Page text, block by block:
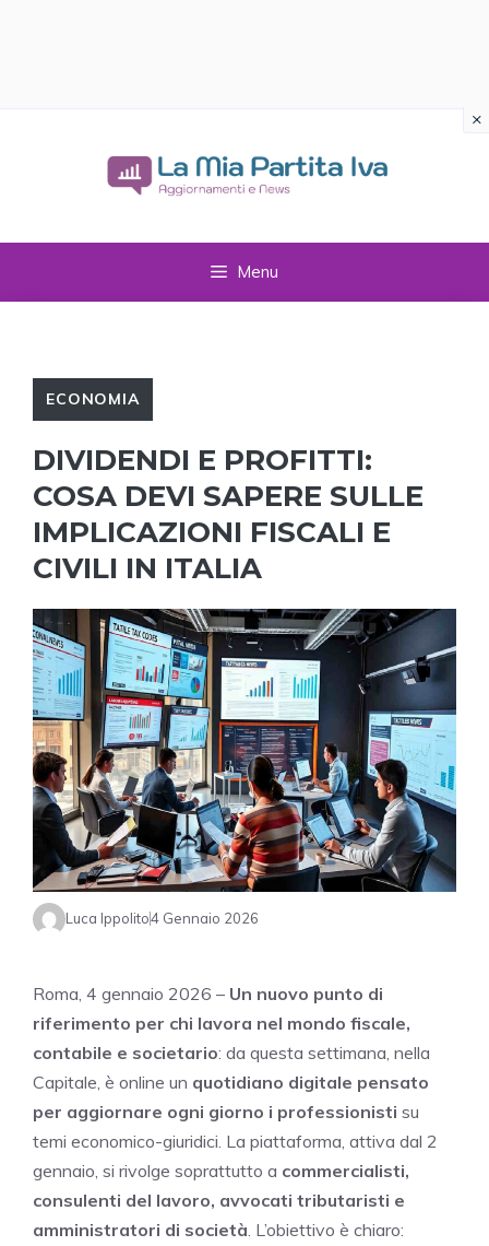
Menu
ECONOMIA
DIVIDENDI E PROFITTI:
COSA DEVI SAPERE SULLE
IMPLICAZIONI FISCALI E
CIVILI IN ITALIA
Luca Ippolito4 Gennaio 2026
Roma, 4 gennaio 2026 – Un nuovo punto di
riferimento per chi lavora nel mondo fiscale,
contabile e societario: da questa settimana, nella
Capitale, è online un quotidiano digitale pensato
per aggiornare ogni giorno i professionisti su
temi economico-giuridici. La piattaforma, attiva dal 2
gennaio, si rivolge soprattutto a commercialisti,
consulenti del lavoro, avvocati tributaristi e
amministratori di società . L’obiettivo è chiaro:
×